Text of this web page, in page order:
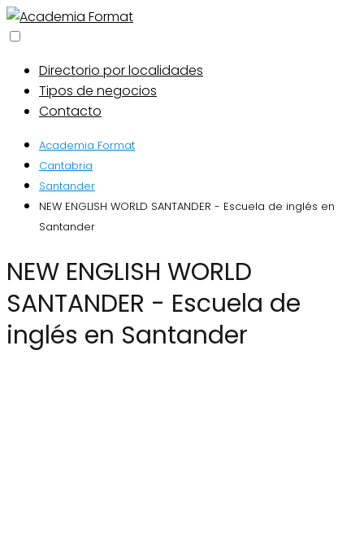
Directorio por localidades
Tipos de negocios
Contacto
Academia Format
Cantabria
Santander
NEW ENGLISH WORLD SANTANDER - Escuela de inglés en
Santander
NEW ENGLISH WORLD
SANTANDER - Escuela de
inglés en Santander